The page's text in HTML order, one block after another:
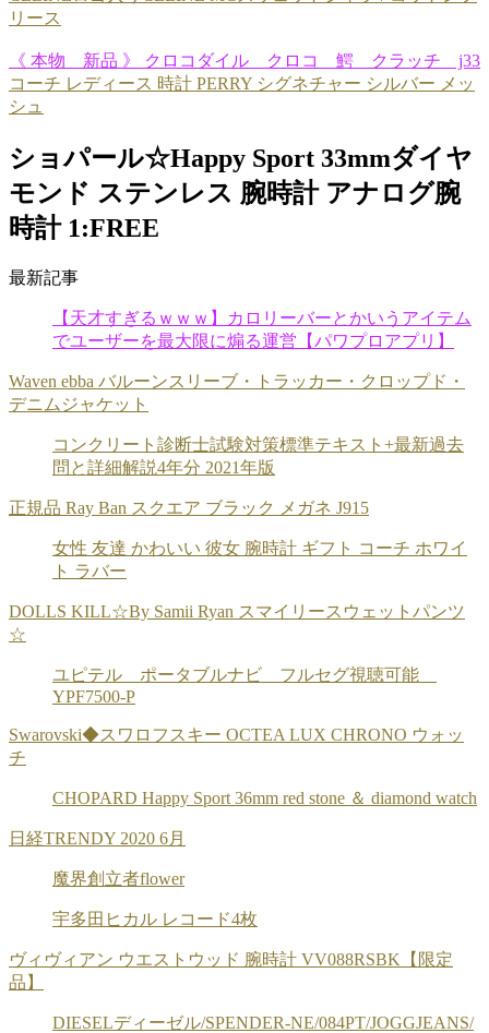
リース
《 本物 新品 》 クロコダイル クロコ 鰐 クラッチ j33
コーチ レディース 時計 PERRY シグネチャー シルバー メッ
シュ
ショパール☆Happy Sport 33mmダイヤ
モンド ステンレス 腕時計 アナログ腕
時計 1:FREE
最新記事
【天才すぎるｗｗｗ】カロリーバーとかいうアイテム
でユーザーを最大限に煽る運営【パワプロアプリ】
Waven ebba バルーンスリーブ・トラッカー・クロップド・
デニムジャケット
コンクリート診断士試験対策標準テキスト+最新過去
問と詳細解説4年分 2021年版
正規品 Ray Ban スクエア ブラック メガネ J915
女性 友達 かわいい 彼女 腕時計 ギフト コーチ ホワイ
ト ラバー
DOLLS KILL☆By Samii Ryan スマイリースウェットパンツ
☆
ユピテル ポータブルナビ フルセグ視聴可能
YPF7500-P
Swarovski◆スワロフスキー OCTEA LUX CHRONO ウォッ
チ
CHOPARD Happy Sport 36mm red stone ＆ diamond watch
日経TRENDY 2020 6月
魔界創立者flower
宇多田ヒカル レコード4枚
ヴィヴィアン ウエストウッド 腕時計 VV088RSBK【限定
品】
DIESELディーゼル/SPENDER-NE/084PT/JOGGJEANS/